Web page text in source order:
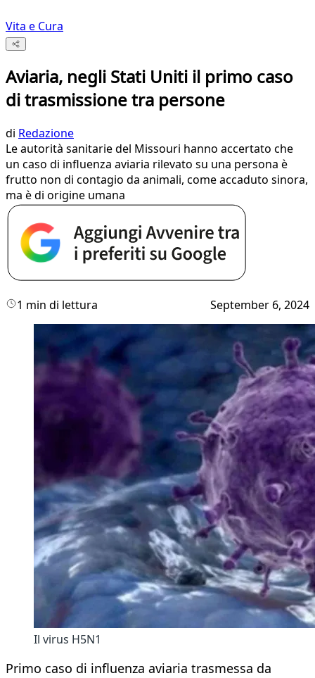
Vita e Cura
Aviaria, negli Stati Uniti il primo caso
di trasmissione tra persone
di Redazione
Le autorità sanitarie del Missouri hanno accertato che
un caso di influenza aviaria rilevato su una persona è
frutto non di contagio da animali, come accaduto sinora,
ma è di origine umana
1 min di lettura September 6, 2024
Il virus H5N1
Primo caso di influenza aviaria trasmessa da